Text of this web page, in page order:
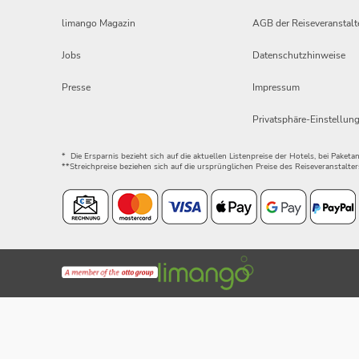
limango Magazin
Jobs
Presse
AGB der
Datenschutzhinweise
Impressum
Privatsphäre-
* Die Ersparnis bezieht sich auf die aktuellen Listenpreise der Hotels, bei
**Streichpreise beziehen sich auf die ursprünglichen Preise des